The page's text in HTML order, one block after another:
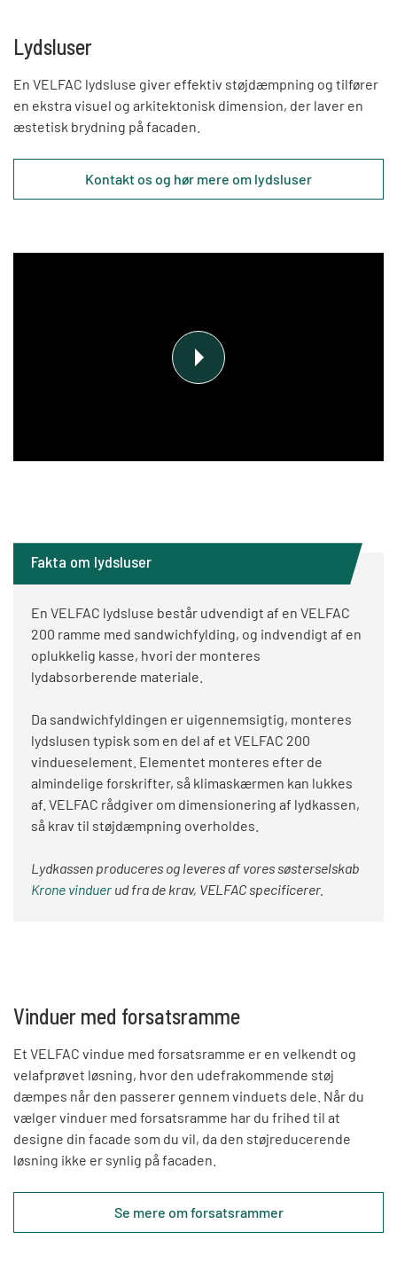
Lydsluser
En VELFAC lydsluse giver effektiv støjdæmpning og tilfører
en ekstra visuel og arkitektonisk dimension, der laver en
æstetisk brydning på facaden.
Kontakt os og hør mere om lydsluser
Fakta om lydsluser
En VELFAC lydsluse består udvendigt af en VELFAC
200 ramme med sandwichfylding, og indvendigt af en
oplukkelig kasse, hvori der monteres
lydabsorberende materiale.
Da sandwichfyldingen er uigennemsigtig, monteres
lydslusen typisk som en del af et VELFAC 200
vindueselement. Elementet monteres efter de
almindelige forskrifter, så klimaskærmen kan lukkes
af. VELFAC rådgiver om dimensionering af lydkassen,
så krav til støjdæmpning overholdes.
Lydkassen produceres og leveres af vores søsterselskab
Krone vinduer ud fra de krav, VELFAC specificerer.
Vinduer med forsatsramme
Et VELFAC vindue med forsatsramme er en velkendt og
velafprøvet løsning, hvor den udefrakommende støj
dæmpes når den passerer gennem vinduets dele. Når du
vælger vinduer med forsatsramme har du frihed til at
designe din facade som du vil, da den støjreducerende
løsning ikke er synlig på facaden.
Se mere om forsatsrammer